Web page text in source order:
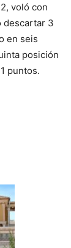
voló con
descartar 3
en seis
posición
puntos.